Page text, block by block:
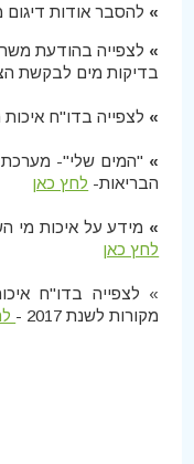
» להסבר אודות
» לצפייה בהודעת
בדיקות מים לבקשת
» לצפייה בדו"ח
» "המים שלי"-
הבריאות- לחץ כאן
» מידע על איכות מי
לחץ כאן
» לצפייה בדו"ח
מקורות לשנת 2017 -